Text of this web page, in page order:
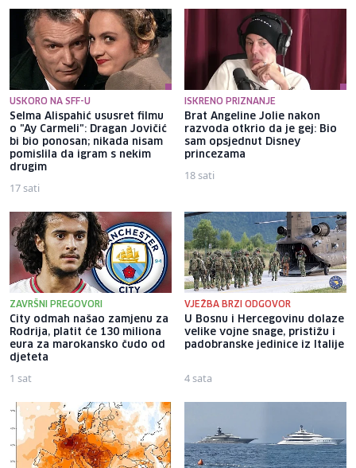
USKORO NA SFF-U
Selma Alispahić ususret filmu
o "Ay Carmeli": Dragan Jovičić
bi bio ponosan; nikada nisam
pomislila da igram s nekim
drugim
17 sati
ISKRENO PRIZNANJE
Brat Angeline Jolie nakon
razvoda otkrio da je gej: Bio
sam opsjednut Disney
princezama
18 sati
ZAVRŠNI PREGOVORI
City odmah našao zamjenu za
Rodrija, platit će 130 miliona
eura za marokansko čudo od
djeteta
1 sat
VJEŽBA BRZI ODGOVOR
U Bosnu i Hercegovinu dolaze
velike vojne snage, pristižu i
padobranske jedinice iz Italije
4 sata